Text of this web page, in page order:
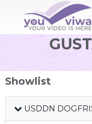
Showlist
USDDN